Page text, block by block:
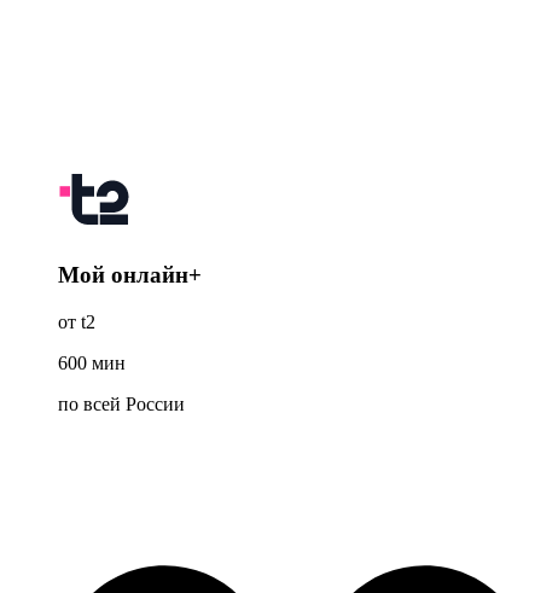
Мой онлайн+
от t2
600 мин
по всей России